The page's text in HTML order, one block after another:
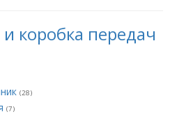
коробка передач
(28)
(7)